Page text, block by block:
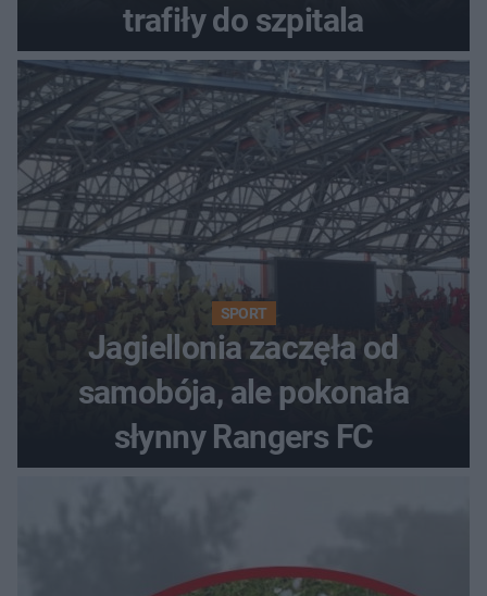
trafiły do szpitala
SPORT
Jagiellonia zaczęła od
samobója, ale pokonała
słynny Rangers FC